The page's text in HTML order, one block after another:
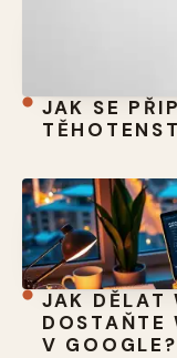
JAK SE
JAK DĚLAT
DOSTAŇTE
V GOOGLE?